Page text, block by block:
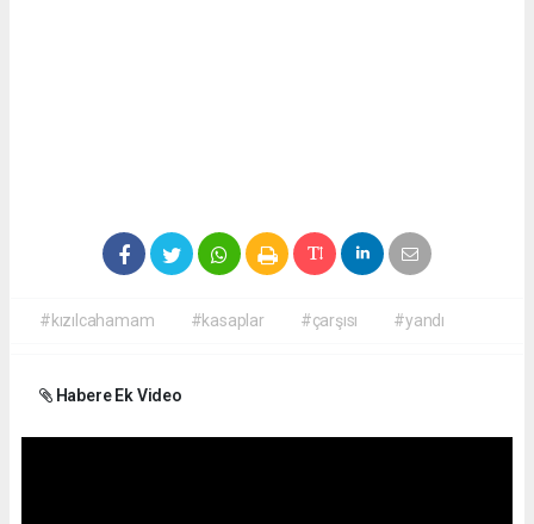
#kızılcahamam #kasaplar #çarşısı #yandı
Habere Ek Video